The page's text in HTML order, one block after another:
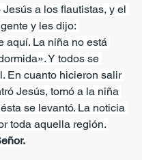
a los flautistas, y el
y les dijo:
aquí. La niña no está
Y todos se
En cuanto hicieron salir
Jesús, tomó a la niña
se levantó. La noticia
toda aquella región.